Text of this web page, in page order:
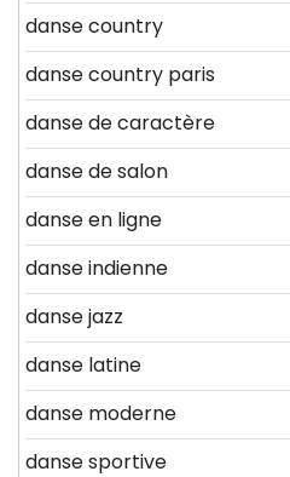
danse country
danse country paris
danse de caractère
danse de salon
danse en ligne
danse indienne
danse jazz
danse latine
danse moderne
danse sportive